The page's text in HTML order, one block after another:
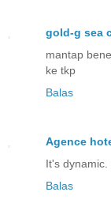
gold-g sea
mantap
ke tkp
Balas
Agence
It's dynamic.
Balas